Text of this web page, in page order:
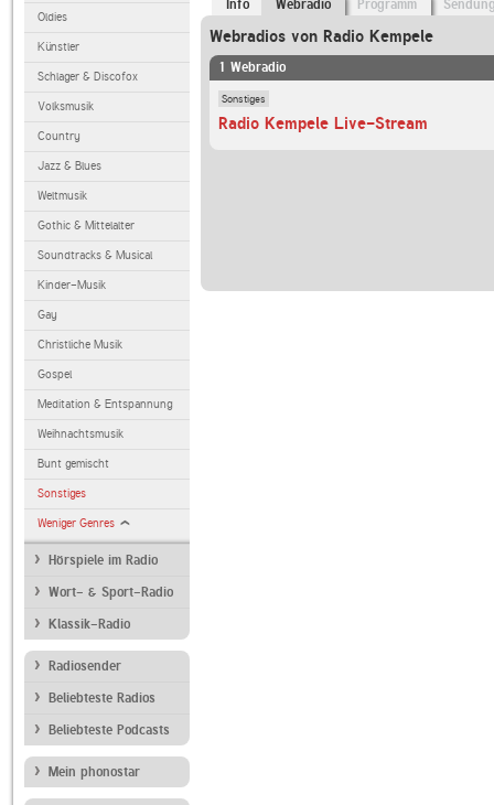
Oldies
Künstler
Schlager & Discofox
Volksmusik
Country
Jazz & Blues
Weltmusik
Gothic & Mittelalter
Soundtracks & Musical
Kinder-Musik
Gay
Christliche Musik
Gospel
Meditation & Entspannung
Weihnachtsmusik
Bunt gemischt
Sonstiges
Weniger Genres
Hörspiele im Radio
Wort- & Sport-Radio
Klassik-Radio
Radiosender
Beliebteste Radios
Beliebteste Podcasts
Mein phonostar
Info Webradio Programm
Webradios von Radio Kempele
1 Webradio
Sonstiges
Radio Kempele Live-Stream